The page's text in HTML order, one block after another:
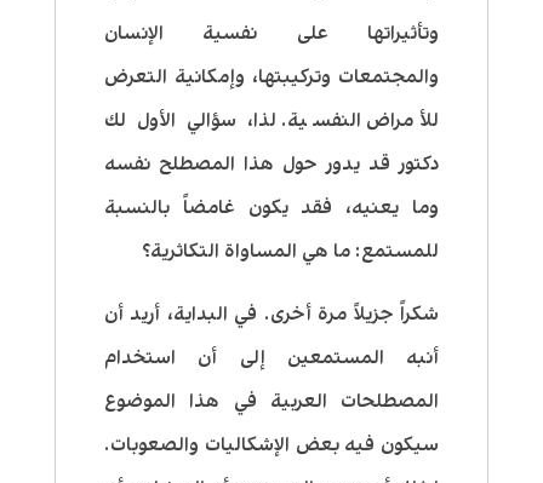
وتأثيراتها على نفسية الإنسان
والمجتمعات وتركيبتها، وإمكانية التعرض
للأمراض النفسية. لذا، سؤالي الأول لك
دكتور قد يدور حول هذا المصطلح نفسه
وما يعنيه، فقد يكون غامضاً بالنسبة
للمستمع: ما هي المساواة التكاثرية؟
شكراً جزيلاً مرة أخرى. في البداية، أريد أن
أنبه المستمعين إلى أن استخدام
المصطلحات العربية في هذا الموضوع
سيكون فيه بعض الإشكاليات والصعوبات.